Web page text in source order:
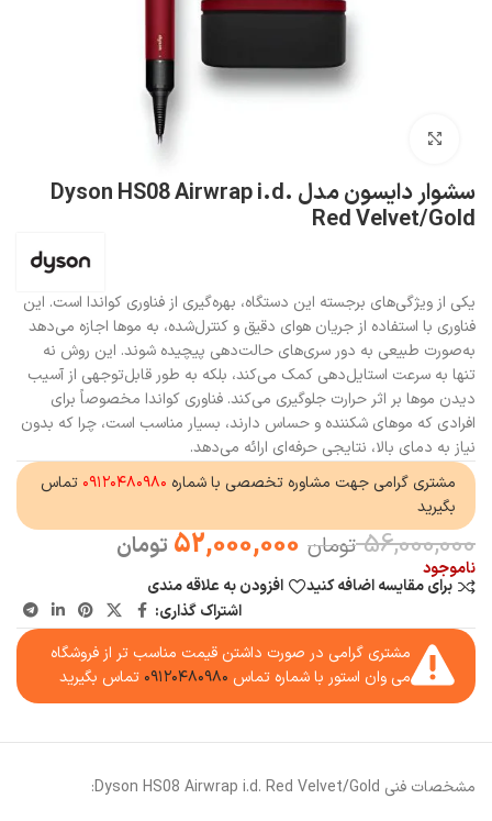
سشوار دایسون مدل Dyson HS08 Airwrap i.d.
Red Velvet/Gold
یکی از ویژگی‌های برجسته این دستگاه، بهره‌گیری از فناوری کواندا است. این
فناوری با استفاده از جریان هوای دقیق و کنترل‌شده، به موها اجازه می‌دهد
به‌صورت طبیعی به دور سری‌های حالت‌دهی پیچیده شوند. این روش نه
تنها به سرعت استایل‌دهی کمک می‌کند، بلکه به طور قابل‌توجهی از آسیب
دیدن موها بر اثر حرارت جلوگیری می‌کند. فناوری کواندا مخصوصاً برای
افرادی که موهای شکننده و حساس دارند، بسیار مناسب است، چرا که بدون
نیاز به دمای بالا، نتایجی حرفه‌ای ارائه می‌دهد.
مشتری گرامی جهت مشاوره تخصصی با شماره ۰۹۱۲۰۴۸۰۹۸۰ تماس
بگیرید
56,000,000 تومان 52,000,000 تومان
ناموجود
برای مقایسه اضافه کنید
افزودن به علاقه مندی
اشتراک گذاری:
مشتری گرامی در صورت داشتن قیمت مناسب تر از فروشگاه
می وان استور با شماره تماس ۰۹۱۲۰۴۸۰۹۸۰ تماس بگیرید
مشخصات فنی Dyson HS08 Airwrap i.d. Red Velvet/Gold: